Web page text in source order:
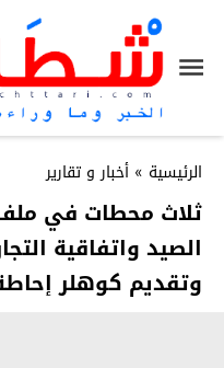
الرئيسية » أخبار و تقارير
ثلاث محطات في ملف
الصيد واتفاقية
وتقديم كوهلر